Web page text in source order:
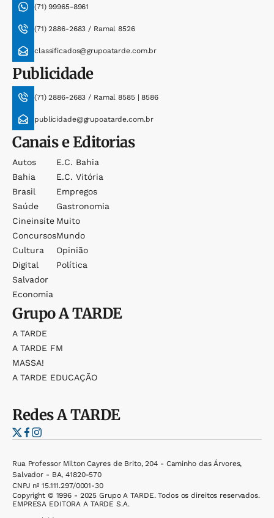
(71) 99965-8961
(71) 2886-2683 / Ramal 8526
classificados@grupoatarde.com.br
Publicidade
(71) 2886-2683 / Ramal 8585 | 8586
publicidade@grupoatarde.com.br
Canais e Editorias
Autos
Bahia
Brasil
Saúde
Cineinsite
Concursos
Cultura
Digital
Salvador
Economia
E.c. Bahia
E.c. Vitória
Empregos
Gastronomia
Muito
Mundo
Opinião
Política
GrupoA TARDE
A TARDE
A TARDE FM
MASSA!
A TARDE EDUCAÇÃO
RedesA TARDE
Rua Professor Milton Cayres de Brito, 204 - Caminho das Árvores,
Salvador - BA, 41820-570
CNPJ nº 15.111.297/0001-30
Copyright © 1996 - 2025 Grupo A TARDE. Todos os direitos reservados.
EMPRESA EDITORA A TARDE S.A.